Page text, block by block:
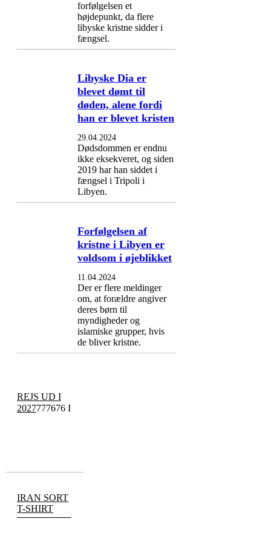
forfølgelsen et
højdepunkt, da flere
libyske kristne sidder i
fængsel.
Libyske Dia er
blevet dømt til
døden, alene fordi
han er blevet kristen
29.04.2024
Dødsdommen er endnu
ikke eksekveret, og siden
2019 har han siddet i
fængsel i Tripoli i
Libyen.
Forfølgelsen af
kristne i Libyen er
voldsom i øjeblikket
11.04.2024
Der er flere meldinger
om, at forældre angiver
deres børn til
myndigheder og
islamiske grupper, hvis
de bliver kristne.
REJS UD I
2027777676 I
IRAN SORT
T-SHIRT